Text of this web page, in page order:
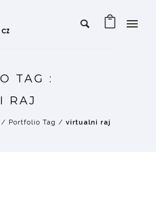
TAG :
RAJ
/ Portfolio Tag / virtualni raj